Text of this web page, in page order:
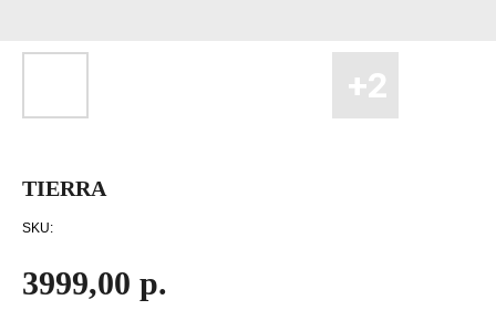
TIERRA
SKU:
3999,00 р.